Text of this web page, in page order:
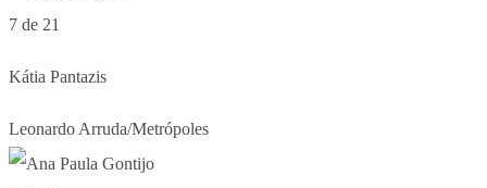
7 de 21
Kátia Pantazis
Leonardo Arruda/Metrópoles